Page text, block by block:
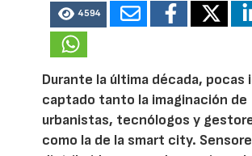
4594
Durante la última década, pocas
captado tanto la imaginación de
urbanistas, tecnólogos y
como la de la smart city.